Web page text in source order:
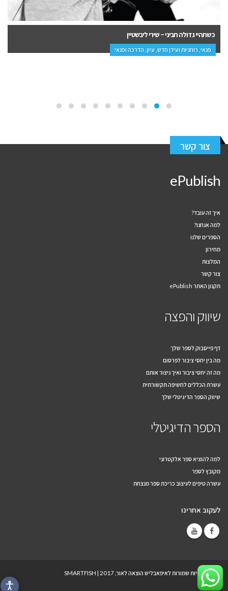
כשתהיי גדולה תביני – שירי ליבשטיין
פנאי, רוחניות ועידן חדש, עיון, הדרכה ופנאי
צור קשר
ePublish
איך זה עובד?
למה אנחנו?
הספרים שלנו
מחירון
המלצות
צור קשר
תקנון האתר ePublish
שיווק והפצה
דף פייסבוק לספר שלך
מה בין יחסי ציבור לפרסום
מה זה יחסי ציבור ואיך ניצור אותם
עשרת הכללים לחשיפה תקשורתית
שיווק הספר הדיגיטלי שלך
הספר הדיגיטלי
למה להוציא ספר אלקטרוני
מקובץ לספר
עשרה טיפים לעיצוב כריכת ספר מנצחת
לעקוב אחרינו
© כל הזכויות שמורות לאיפאבליש הוצאה לאור, 2017 | SMARTFISH